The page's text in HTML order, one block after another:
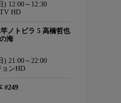
) 12:00～12:30
HD
ノトビラ 5 高橋哲也
海
) 21:00～22:00
ンHD
#249